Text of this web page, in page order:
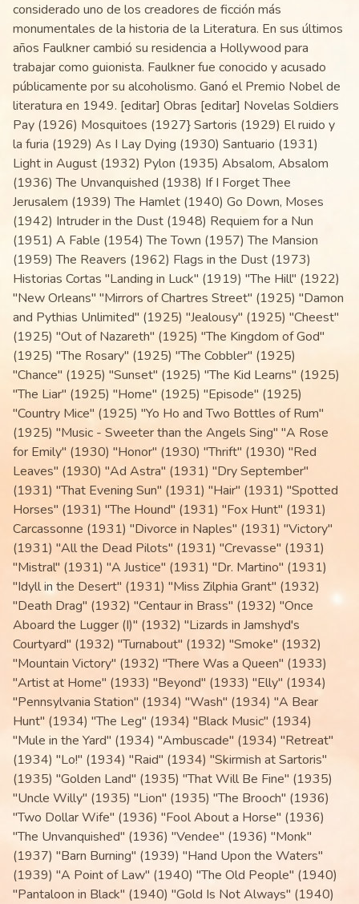
considerado uno de los creadores de ficción más
monumentales de la historia de la Literatura. En sus últimos
años Faulkner cambió su residencia a Hollywood para
trabajar como guionista. Faulkner fue conocido y acusado
públicamente por su alcoholismo. Ganó el Premio Nobel de
literatura en 1949. [editar] Obras [editar] Novelas Soldiers
Pay (1926) Mosquitoes (1927} Sartoris (1929) El ruido y
la furia (1929) As I Lay Dying (1930) Santuario (1931)
Light in August (1932) Pylon (1935) Absalom, Absalom
(1936) The Unvanquished (1938) If I Forget Thee
Jerusalem (1939) The Hamlet (1940) Go Down, Moses
(1942) Intruder in the Dust (1948) Requiem for a Nun
(1951) A Fable (1954) The Town (1957) The Mansion
(1959) The Reavers (1962) Flags in the Dust (1973)
Historias Cortas "Landing in Luck" (1919) "The Hill" (1922)
"New Orleans" "Mirrors of Chartres Street" (1925) "Damon
and Pythias Unlimited" (1925) "Jealousy" (1925) "Cheest"
(1925) "Out of Nazareth" (1925) "The Kingdom of God"
(1925) "The Rosary" (1925) "The Cobbler" (1925)
"Chance" (1925) "Sunset" (1925) "The Kid Learns" (1925)
"The Liar" (1925) "Home" (1925) "Episode" (1925)
"Country Mice" (1925) "Yo Ho and Two Bottles of Rum"
(1925) "Music - Sweeter than the Angels Sing" "A Rose
for Emily" (1930) "Honor" (1930) "Thrift" (1930) "Red
Leaves" (1930) "Ad Astra" (1931) "Dry September"
(1931) "That Evening Sun" (1931) "Hair" (1931) "Spotted
Horses" (1931) "The Hound" (1931) "Fox Hunt" (1931)
Carcassonne (1931) "Divorce in Naples" (1931) "Victory"
(1931) "All the Dead Pilots" (1931) "Crevasse" (1931)
"Mistral" (1931) "A Justice" (1931) "Dr. Martino" (1931)
"Idyll in the Desert" (1931) "Miss Zilphia Grant" (1932)
"Death Drag" (1932) "Centaur in Brass" (1932) "Once
Aboard the Lugger (I)" (1932) "Lizards in Jamshyd's
Courtyard" (1932) "Turnabout" (1932) "Smoke" (1932)
"Mountain Victory" (1932) "There Was a Queen" (1933)
"Artist at Home" (1933) "Beyond" (1933) "Elly" (1934)
"Pennsylvania Station" (1934) "Wash" (1934) "A Bear
Hunt" (1934) "The Leg" (1934) "Black Music" (1934)
"Mule in the Yard" (1934) "Ambuscade" (1934) "Retreat"
(1934) "Lo!" (1934) "Raid" (1934) "Skirmish at Sartoris"
(1935) "Golden Land" (1935) "That Will Be Fine" (1935)
"Uncle Willy" (1935) "Lion" (1935) "The Brooch" (1936)
"Two Dollar Wife" (1936) "Fool About a Horse" (1936)
"The Unvanquished" (1936) "Vendee" (1936) "Monk"
(1937) "Barn Burning" (1939) "Hand Upon the Waters"
(1939) "A Point of Law" (1940) "The Old People" (1940)
"Pantaloon in Black" (1940) "Gold Is Not Always" (1940)